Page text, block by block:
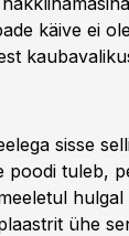
käive ei
sisse
poodi tuleb,
ühe